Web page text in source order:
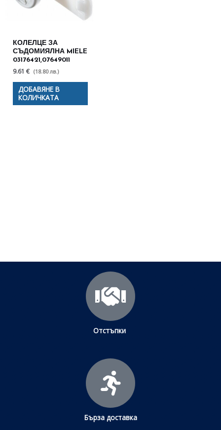
КОЛЕЛЦЕ ЗА
СЪДОМИЯЛНА MIELE
03176421,07649011
9.61 € (18.80 лв.)
ДОБАВЯНЕ В
КОЛИЧКАТА
Отстъпки
Бърза доставка